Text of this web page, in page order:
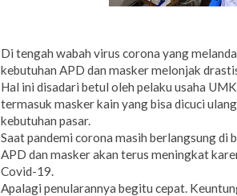
Di tengah wabah virus corona yang
kebutuhan APD dan masker melonjak
Hal ini disadari betul oleh pelaku usaha
termasuk masker kain yang bisa dicuci
kebutuhan pasar.
Saat pandemi corona masih berlangsung di
APD dan masker akan terus meningkat
Covid-19.
Apalagi penularannya begitu cepat.